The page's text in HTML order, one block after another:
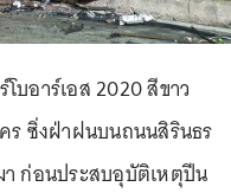
บอาร์เอส 2020 สีขาว
ร ซิ่งฝ่าฝนบนถนนสิรินธร
ก่อนประสบอุบัติเหตุปีน